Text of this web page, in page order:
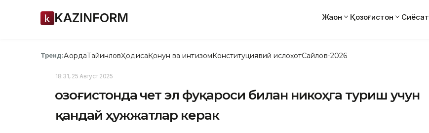
KAZINFORM Жаҳон Қозоғистон Сиёсат
Тренд:АқордаТайинловҲодисаҚонун ва интизомКонституциявий ислоҳотСайлов-2026
18:31, 25 Август 2025
Қозоғистонда чет эл фуқароси билан никоҳга туриш учун
қандай ҳужжатлар керак